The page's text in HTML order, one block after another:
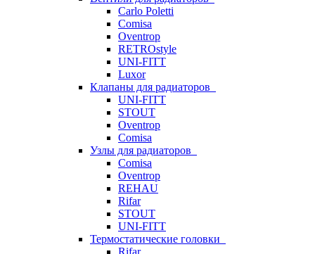
Carlo Poletti
Comisa
Oventrop
RETROstyle
UNI-FITT
Luxor
Клапаны для радиаторов
UNI-FITT
STOUT
Oventrop
Comisa
Узлы для радиаторов
Comisa
Oventrop
REHAU
Rifar
STOUT
UNI-FITT
Термостатические головки
Rifar